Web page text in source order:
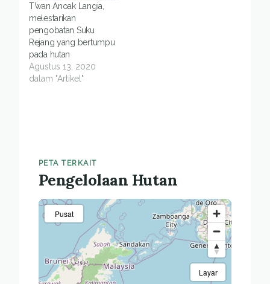
T’wan Anoak Langia,
melestarikan
pengobatan Suku
Rejang yang bertumpu
pada hutan
Agustus 13, 2020
dalam "Artikel"
PETA TERKAIT
Pengelolaan Hutan
Pusat
Layar